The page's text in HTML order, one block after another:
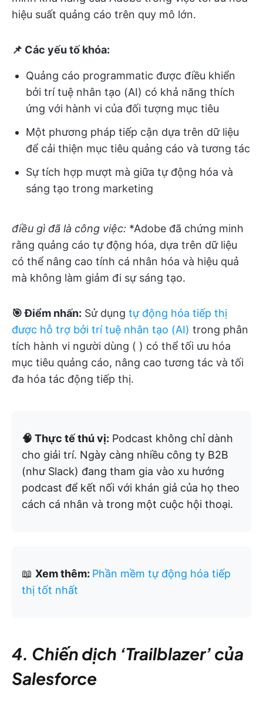
hiệu suất quảng cáo trên quy mô lớn.
📌 Các yếu tố khóa:
Quảng cáo programmatic được điều khiển
bởi trí tuệ nhân tạo (AI) có khả năng thích
ứng với hành vi của đối tượng mục tiêu
Một phương pháp tiếp cận dựa trên dữ liệu
để cải thiện mục tiêu quảng cáo và tương tác
Sự tích hợp mượt mà giữa tự động hóa và
sáng tạo trong marketing
điều gì đã là công việc: *Adobe đã chứng minh
rằng quảng cáo tự động hóa, dựa trên dữ liệu
có thể nâng cao tính cá nhân hóa và hiệu quả
mà không làm giảm đi sự sáng tạo.
🎯 Điểm nhấn: Sử dụng tự động hóa tiếp thị
được hỗ trợ bởi trí tuệ nhân tạo (AI) trong phân
tích hành vi người dùng ( ) có thể tối ưu hóa
mục tiêu quảng cáo, nâng cao tương tác và tối
đa hóa tác động tiếp thị.
🧠 Thực tế thú vị: Podcast không chỉ dành
cho giải trí. Ngày càng nhiều công ty B2B
(như Slack) đang tham gia vào xu hướng
podcast để kết nối với khán giả của họ theo
cách cá nhân và trong một cuộc hội thoại.
📖 Xem thêm: Phần mềm tự động hóa tiếp
thị tốt nhất
4. Chiến dịch ‘Trailblazer’ của
Salesforce